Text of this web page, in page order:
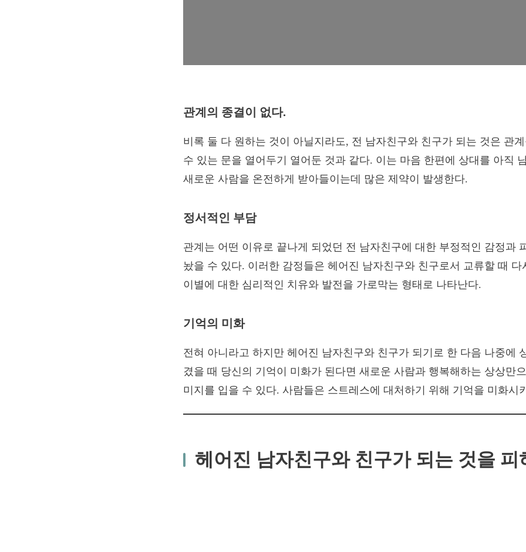
관계의 종결이 없다.
비록 둘 다 원하는 것이 아닐지라도, 전 남자친구와 친구가 되는 것은 관
수 있는 문을 열어두기 열어둔 것과 같다. 이는 마음 한편에 상대를 아직
새로운 사람을 온전하게 받아들이는데 많은 제약이 발생한다.
정서적인 부담
관계는 어떤 이유로 끝나게 되었던 전 남자친구에 대한 부정적인 감정과
놨을 수 있다. 이러한 감정들은 헤어진 남자친구와 친구로서 교류할 때 다
이별에 대한 심리적인 치유와 발전을 가로막는 형태로 나타난다.
기억의 미화
전혀 아니라고 하지만 헤어진 남자친구와 친구가 되기로 한 다음 나중에
겼을 때 당신의 기억이 미화가 된다면 새로운 사람과 행복해하는 상상만
미지를 입을 수 있다. 사람들은 스트레스에 대처하기 위해 기억을 미화시
헤어진 남자친구와 친구가 되는 것을 피